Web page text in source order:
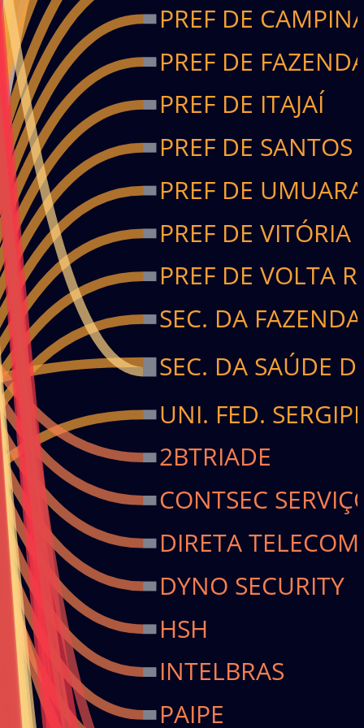
PREF DE
PREF DE
PREF DE ITAJAÍ
PREF DE SANTOS
PREF DE
PREF DE
PREF DE VOLTA
SEC. DA
SEC. DA SAÚDE
UNI. FED.
2BTRIADE
CONTSEC
DIRETA TELECOM
DYNO SECURITY
HSH
INTELBRAS
PAIPE